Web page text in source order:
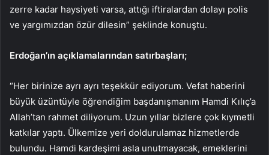
zerre kadar haysiyeti varsa, attığı iftiralardan dolayı polis
ve yargımızdan özür dilesin” şeklinde konuştu.
Erdoğan’ın açıklamalarından satırbaşları;
“Her birinize ayrı ayrı teşekkür ediyorum. Vefat haberini
büyük üzüntüyle öğrendiğim başdanışmanım Hamdi Kılıç’a
Allah’tan rahmet diliyorum. Uzun yıllar bizlere çok kıymetli
katkılar yaptı. Ülkemize yeri doldurulamaz hizmetlerde
bulundu. Hamdi kardeşimi asla unutmayacak, emeklerini